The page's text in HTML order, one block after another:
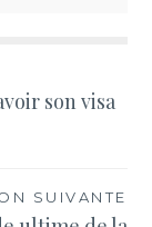
son visa
SUIVANTE